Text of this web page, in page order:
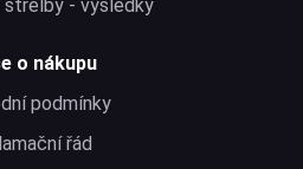
střelby - výsledky
o nákupu
podmínky
řád